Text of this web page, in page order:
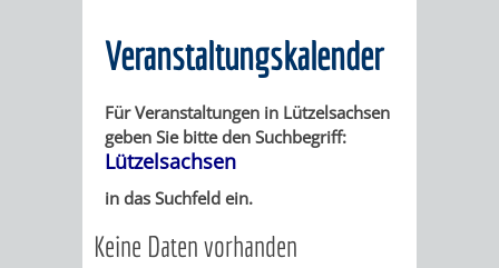
ZUR
Veranstaltungskalender
Für Veranstaltungen in Lützelsachsen
geben Sie bitte den Suchbegriff:
Lützelsachsen
in das Suchfeld ein.
Keine Daten vorhanden